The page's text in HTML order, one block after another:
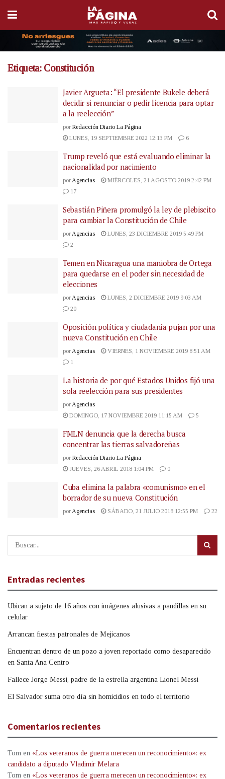
Etiqueta: Constitución
Javier Argueta: “El presidente Bukele deberá
decidir si renunciar o pedir licencia para optar
a la reelección”
por Redacción Diario La Página
LUNES, 19 SEPTIEMBRE 2022 12:13 PM
6
Trump reveló que está evaluando eliminar la
nacionalidad por nacimiento
por Agencias
MIÉRCOLES, 21 AGOSTO 2019 2:42 PM
17
Sebastián Piñera promulgó la ley de plebiscito
para cambiar la Constitución de Chile
por Agencias
LUNES, 23 DICIEMBRE 2019 5:49 PM
2
Temen en Nicaragua una maniobra de Ortega
para quedarse en el poder sin necesidad de
elecciones
por Agencias
LUNES, 2 DICIEMBRE 2019 9:03 AM
20
Oposición política y ciudadanía pujan por una
nueva Constitución en Chile
por Agencias
VIERNES, 1 NOVIEMBRE 2019 8:51 AM
1
La historia de por qué Estados Unidos fijó una
sola reelección para sus presidentes
por Agencias
DOMINGO, 17 NOVIEMBRE 2019 11:15 AM
5
FMLN denuncia que la derecha busca
concentrar las tierras salvadoreñas
por Redacción Diario La Página
JUEVES, 26 ABRIL 2018 1:04 PM
0
Cuba elimina la palabra «comunismo» en el
borrador de su nueva Constitución
por Agencias SÁBADO, 21 JULIO 2018 12:55 PM 22
Entradas recientes
Ubican a sujeto de 16 años con imágenes alusivas a pandillas en su
celular
Arrancan fiestas patronales de Mejicanos
Encuentran dentro de un pozo a joven reportado como desaparecido
en Santa Ana Centro
Fallece Jorge Messi, padre de la estrella argentina Lionel Messi
El Salvador suma otro día sin homicidios en todo el territorio
Comentarios recientes
Tom en «Los veteranos de guerra merecen un reconocimiento»: ex
candidato a diputado Vladimir Melara
Tom en «Los veteranos de guerra merecen un reconocimiento»: ex